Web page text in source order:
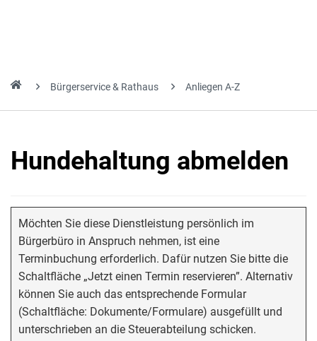
Bürgerservice & Rathaus Anliegen A-Z
Hundehaltung abmelden
Möchten Sie diese Dienstleistung persönlich im
Bürgerbüro in Anspruch nehmen, ist eine
Terminbuchung erforderlich. Dafür nutzen Sie bitte die
Schaltfläche „Jetzt einen Termin reservieren”. Alternativ
können Sie auch das entsprechende Formular
(Schaltfläche: Dokumente/Formulare) ausgefüllt und
unterschrieben an die Steuerabteilung schicken.